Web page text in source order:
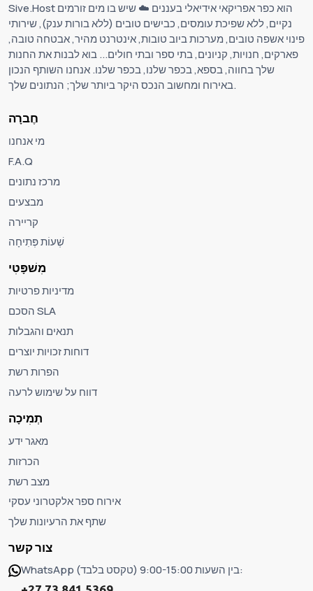
Sive.Host הוא כפר אפריקאי אידיאלי בעננים ☁️ שיש בו מים זורמים
נקיים, ללא שפיכת עומסים, כבישים טובים (ללא בורות ענק), שירותי
פינוי אשפה טובים, מערכות ביוב טובות, אינטרנט מהיר, אבטחה טובה,
פארקים, חנויות, קניונים, בתי ספר ובתי חולים... בוא לבנות את החנות
שלך בחווה, בספא, בכפר שלנו, בכפר שלנו. אנחנו השותף הנכון
באירוח ומחשוב הנכס היקר ביותר שלך; הנתונים שלך.
חֶברָה
מי אנחנו
F.A.Q
מרכז נתונים
מבצעים
קריירה
שְׁעוֹת פְּתִיחָה
מִשׁפָּטִי
מדיניות פרטיות
הסכם SLA
תנאים והגבלות
דוחות זכויות יוצרים
הפרות רשת
דווח על שימוש לרעה
תְמִיכָה
מאגר ידע
הכרזות
מצב רשת
אירוח ספר אלקטרוני עסקי
שתף את הרעיונות שלך
צור קשר
WhatsApp (טקסט בלבד) בין השעות 9:00-15:00: